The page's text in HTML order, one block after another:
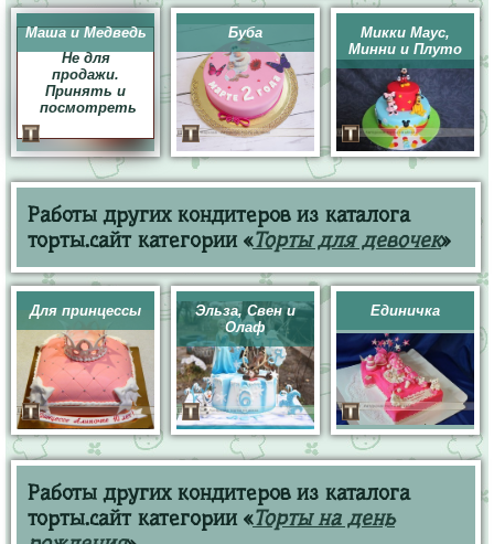
Маша и Медведь
Не для
продажи.
Принять и
посмотреть
Буба
Микки Маус,
Минни и Плуто
Работы других кондитеров из каталога
торты.сайт категории «Торты для девочек»
Для принцессы
Эльза, Свен и
Олаф
Единичка
Работы других кондитеров из каталога
торты.сайт категории «Торты на день